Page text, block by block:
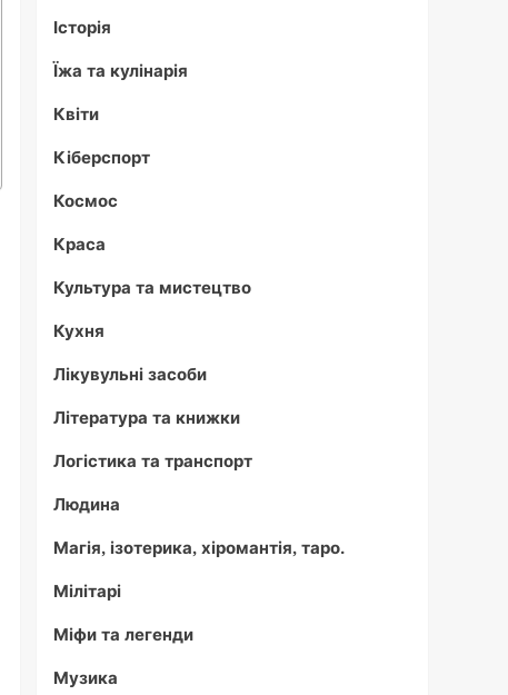
Історія
Їжа та кулінарія
Квіти
Кіберспорт
Космос
Краса
Культура та мистецтво
Кухня
Лікувульні засоби
Література та книжки
Логістика та транспорт
Людина
Магія, ізотерика, хіромантія, таро.
Мілітарі
Міфи та легенди
Музика